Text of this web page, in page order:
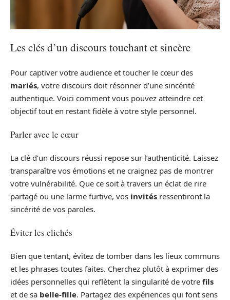
Les clés d’un discours touchant et sincère
Pour captiver votre audience et toucher le cœur des
mariés, votre discours doit résonner d’une sincérité
authentique. Voici comment vous pouvez atteindre cet
objectif tout en restant fidèle à votre style personnel.
Parler avec le cœur
La clé d’un discours réussi repose sur l’authenticité. Laissez
transparaître vos émotions et ne craignez pas de montrer
votre vulnérabilité. Que ce soit à travers un éclat de rire
partagé ou une larme furtive, vos invités ressentiront la
sincérité de vos paroles.
Éviter les clichés
Bien que tentant, évitez de tomber dans les lieux communs
et les phrases toutes faites. Cherchez plutôt à exprimer des
idées personnelles qui reflètent la singularité de votre fils
et de sa belle-fille. Partagez des expériences qui font sens